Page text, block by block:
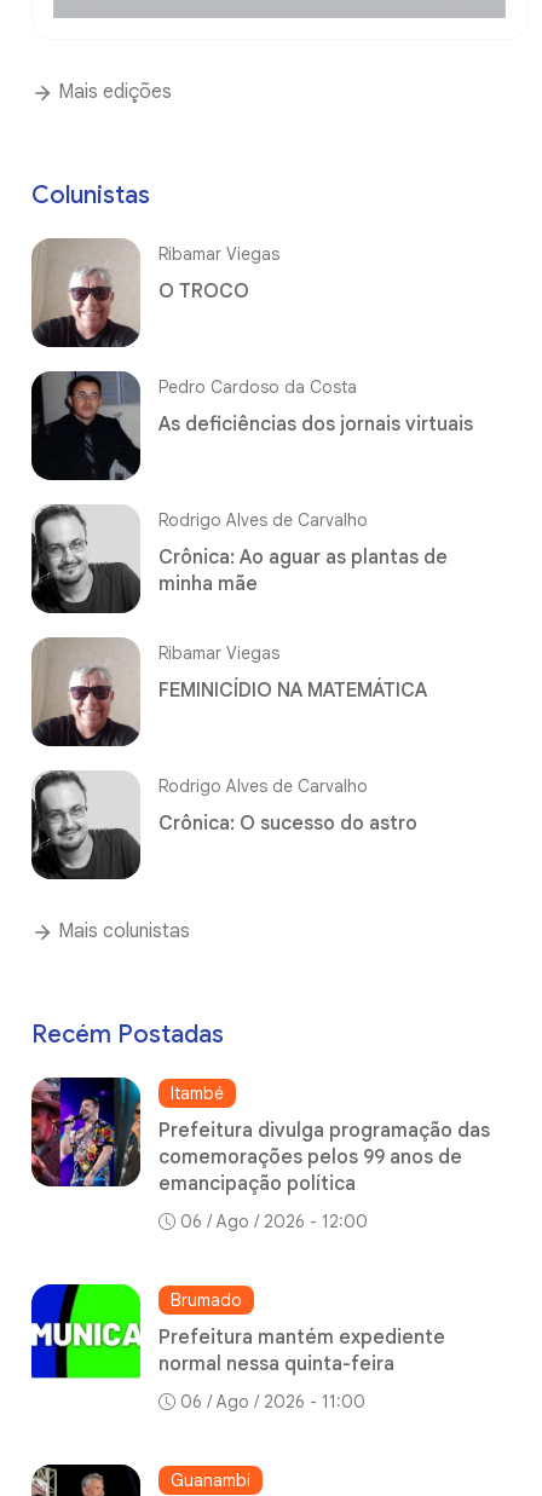
Mais edições
Colunistas
Ribamar Viegas
O TROCO
Pedro Cardoso da Costa
As deficiências dos jornais virtuais
Rodrigo Alves de Carvalho
Crônica: Ao aguar as plantas de
minha mãe
Ribamar Viegas
FEMINICÍDIO NA MATEMÁTICA
Rodrigo Alves de Carvalho
Crônica: O sucesso do astro
Mais colunistas
Recém Postadas
Itambé
Prefeitura divulga programação das
comemorações pelos 99 anos de
emancipação política
06 / Ago / 2026 - 12:00
Brumado
Prefeitura mantém expediente
normal nessa quinta-feira
06 / Ago / 2026 - 11:00
Guanambi